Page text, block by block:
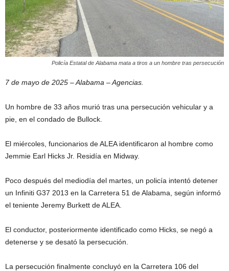
Policía Estatal de Alabama mata a tiros a un hombre tras persecución
7 de mayo de 2025 – Alabama – Agencias.
Un hombre de 33 años murió tras una persecución vehicular y a
pie, en el condado de Bullock.
El miércoles, funcionarios de ALEA identificaron al hombre como
Jemmie Earl Hicks Jr. Residía en Midway.
Poco después del mediodía del martes, un policía intentó detener
un Infiniti G37 2013 en la Carretera 51 de Alabama, según informó
el teniente Jeremy Burkett de ALEA.
El conductor, posteriormente identificado como Hicks, se negó a
detenerse y se desató la persecución.
La persecución finalmente concluyó en la Carretera 106 del